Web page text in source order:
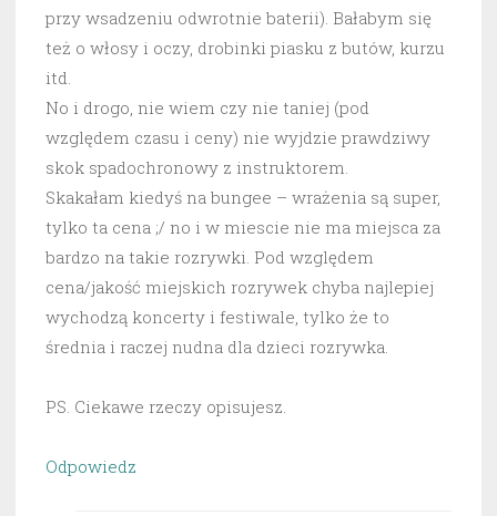
przy wsadzeniu odwrotnie baterii). Bałabym się
też o włosy i oczy, drobinki piasku z butów, kurzu
itd.
No i drogo, nie wiem czy nie taniej (pod
względem czasu i ceny) nie wyjdzie prawdziwy
skok spadochronowy z instruktorem.
Skakałam kiedyś na bungee – wrażenia są super,
tylko ta cena ;/ no i w miescie nie ma miejsca za
bardzo na takie rozrywki. Pod względem
cena/jakość miejskich rozrywek chyba najlepiej
wychodzą koncerty i festiwale, tylko że to
średnia i raczej nudna dla dzieci rozrywka.
PS. Ciekawe rzeczy opisujesz.
Odpowiedz